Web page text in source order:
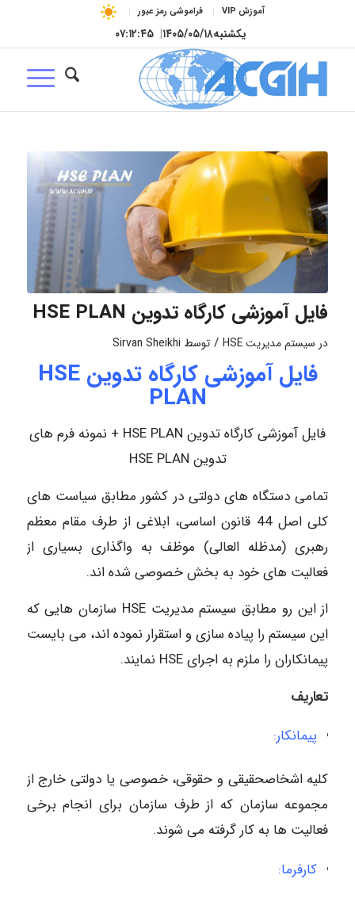
آموزش VIP فراموشی رمز عبور
یکشنبه۱۴۰۵/۰۵/۱۸| ۰۷:۱۲:۴۶
فایل آموزشی کارگاه تدوین HSE PLAN
در سیستم مدیریت HSE / توسط Sirvan Sheikhi
فایل آموزشی کارگاه تدوین HSE
PLAN
فایل آموزشی کارگاه تدوین HSE PLAN + نمونه فرم های
تدوین HSE PLAN
تمامی دستگاه های دولتی در کشور مطابق سیاست های
کلی اصل 44 قانون اساسی، ابلاغی از طرف مقام معظم
رهبری (مدظله العالی) موظف به واگذاری بسیاری از
فعالیت های خود به بخش خصوصی شده اند.
از این رو مطابق سیستم مدیریت HSE سازمان هایی که
این سیستم را پیاده سازی و استقرار نموده اند، می بایست
پیمانکاران را ملزم به اجرای HSE نمایند.
تعاریف
پیمانکار:
کلیه اشخاصحقیقی و حقوقی، خصوصی یا دولتی خارج از
مجموعه سازمان که از طرف سازمان برای انجام برخی
فعالیت ها به کار گرفته می شوند.
کارفرما: